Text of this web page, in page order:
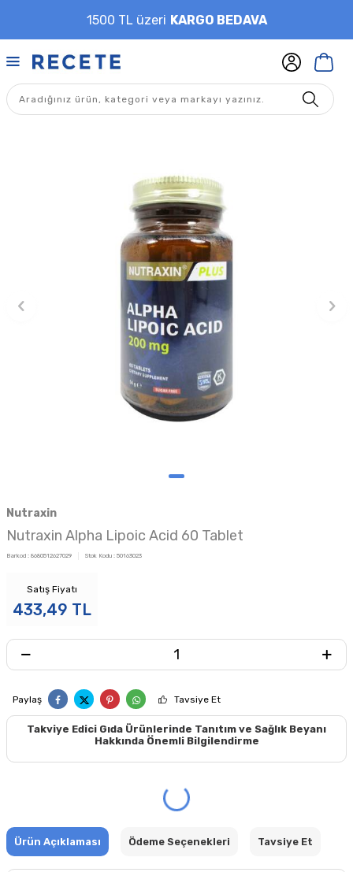
1500 TL üzeri KARGO BEDAVA
Nutraxin
Nutraxin Alpha Lipoic Acid 60 Tablet
Barkod : 8680512627029 Stok Kodu : 50163023
Satış Fiyatı
433,49 TL
Paylaş Tavsiye Et
Takviye Edici Gıda Ürünlerinde Tanıtım ve Sağlık Beyanı
Hakkında Önemli Bilgilendirme
Ürün Açıklaması Ödeme Seçenekleri Tavsiye Et